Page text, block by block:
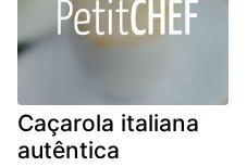
Caçarola italiana
autêntica